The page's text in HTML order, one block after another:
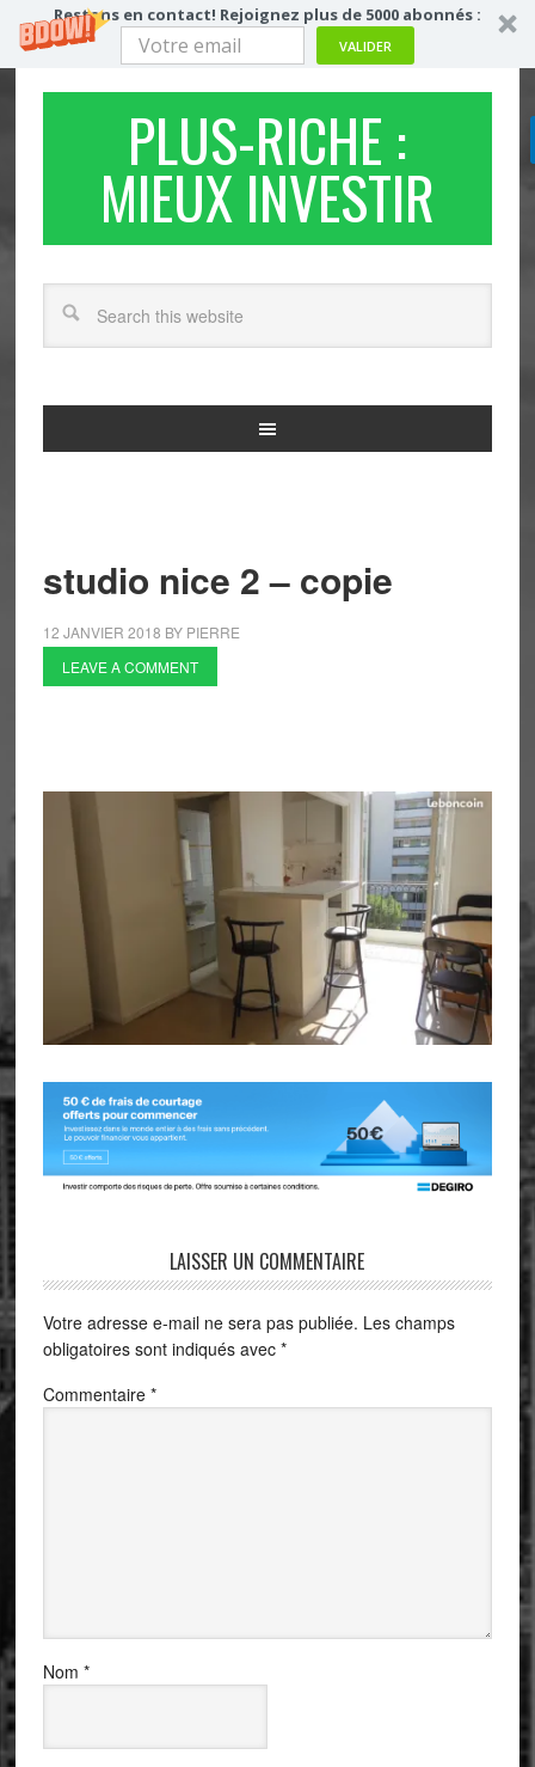
Restons en contact! Rejoignez plus de 5000 abonnés :
VALIDER
PLUS-RICHE :
MIEUX INVESTIR
studio nice 2 – copie
12 JANVIER 2018 BY PIERRE
LEAVE A COMMENT
LAISSER UN COMMENTAIRE
Votre adresse e-mail ne sera pas publiée. Les champs
obligatoires sont indiqués avec *
Commentaire *
Nom *